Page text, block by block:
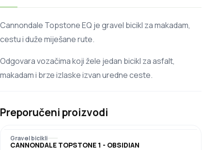
Cannondale Topstone EQ je gravel bicikl za makadam,
cestu i duže miješane rute.
Odgovara vozačima koji žele jedan bicikl za asfalt,
makadam i brze izlaske izvan uredne ceste.
Preporučeni proizvodi
Gravel bicikli
CANNONDALE TOPSTONE 1 - OBSIDIAN